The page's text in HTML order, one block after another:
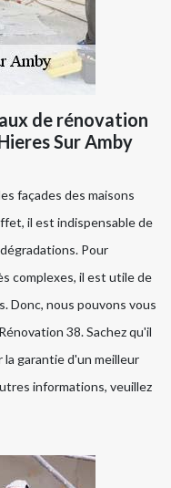
de rénovation
Sur Amby
façades des maisons
il est indispensable de
Pour
complexes, il est utile de
Donc, nous pouvons vous
38. Sachez qu'il
garantie d'un meilleur
informations, veuillez